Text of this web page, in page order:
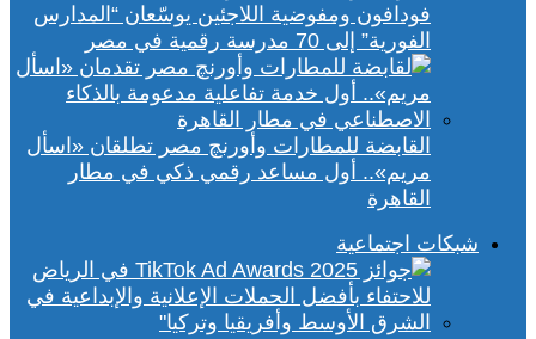
فودافون ومفوضية اللاجئين يوسّعان “المدارس
الفورية” إلى 70 مدرسة رقمية في مصر
القابضة للمطارات وأورنچ مصر تطلقان «اسأل
مريم».. أول مساعد رقمي ذكي في مطار
القاهرة
شبكات اجتماعية